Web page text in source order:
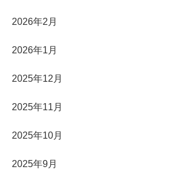
2026年2月
2026年1月
2025年12月
2025年11月
2025年10月
2025年9月